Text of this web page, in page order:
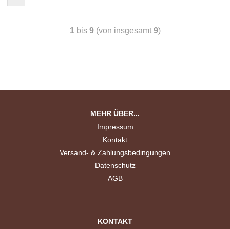
1bis 9(von insgesamt 9)
MEHR ÜBER...
Impressum
Kontakt
Versand- & Zahlungsbedingungen
Datenschutz
AGB
KONTAKT